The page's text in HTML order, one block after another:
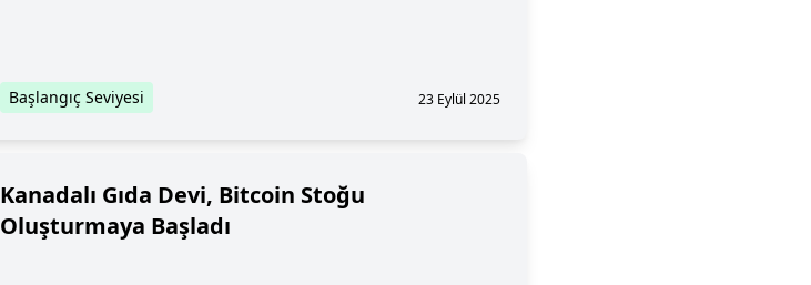
Başlangıç Seviyesi 23 Eylül 2025
Kanadalı Gıda Devi, Bitcoin Stoğu
Oluşturmaya Başladı